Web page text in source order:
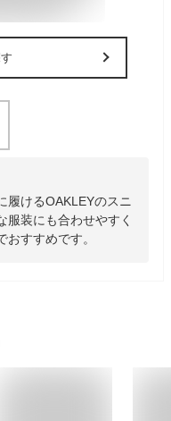
履けるOAKLEYのスニ
服装にも合わせやすく
すすめです。